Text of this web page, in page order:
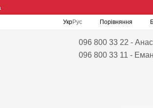
УкрРус Порівняння
096 800 33 22 -
096 800 33 11 -